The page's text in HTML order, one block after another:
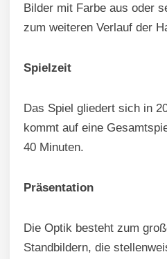
Bilder mit Farbe aus oder
zum weiteren Verlauf der
Spielzeit
Das Spiel gliedert sich in
kommt auf eine
40 Minuten.
Präsentation
Die Optik besteht zum
Standbildern, die